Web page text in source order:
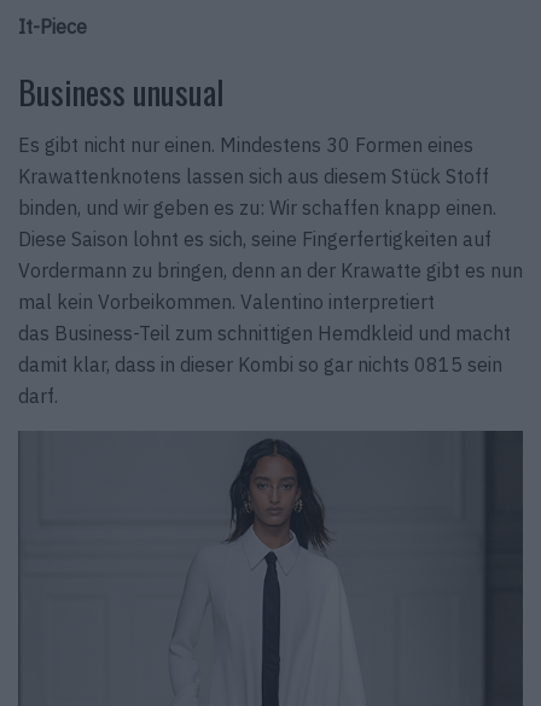
It-Piece
Business unusual
Es gibt nicht nur einen. Mindestens 30 Formen eines
Krawattenknotens lassen sich aus diesem Stück Stoff
binden, und wir geben es zu: Wir schaffen knapp einen.
Diese Saison lohnt es sich, seine Fingerfertig­keiten auf
Vordermann zu bringen, denn an der Krawatte gibt es nun
mal kein Vorbeikommen. Valentino interpretiert
das Business-Teil zum schnittigen Hemdkleid und macht
damit klar, dass in dieser Kombi so gar nichts 0815 sein
darf.